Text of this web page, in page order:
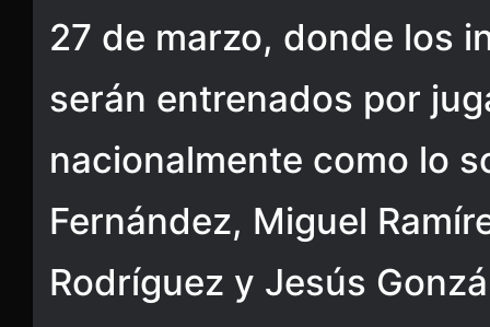
27 de marzo, donde los
serán entrenados por
nacionalmente como lo
Fernández, Miguel
Rodríguez y Jesús